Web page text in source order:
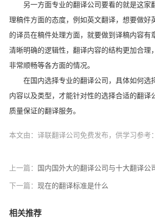
另一方面专业的翻译公司要看的就是这家
理稿件方面的态度，例如英文翻译，想要做好
的译员在稿件处理方面，就要做到译稿内容有
清晰明确的逻辑性，翻译内容的结构更加合理
非常顺畅等各方面的情况。
在国内选择专业的翻译公司，具体如何选
内容以及类型，才能针对性的选择合适的翻译
质量保证的翻译服务。
本文由：译联翻译公司免费发布，供学习参考
上一篇： 国内国外大的翻译公司与十大翻译公
下一篇： 现在的翻译标准是什么
相关推荐